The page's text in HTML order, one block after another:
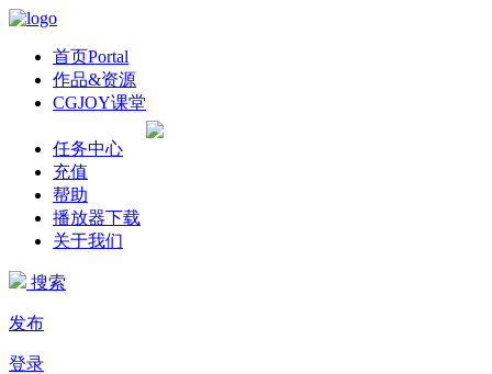
首页Portal
作品&资源
CGJOY课堂
任务中心
充值
帮助
播放器下载
关于我们
搜索
发布
登录